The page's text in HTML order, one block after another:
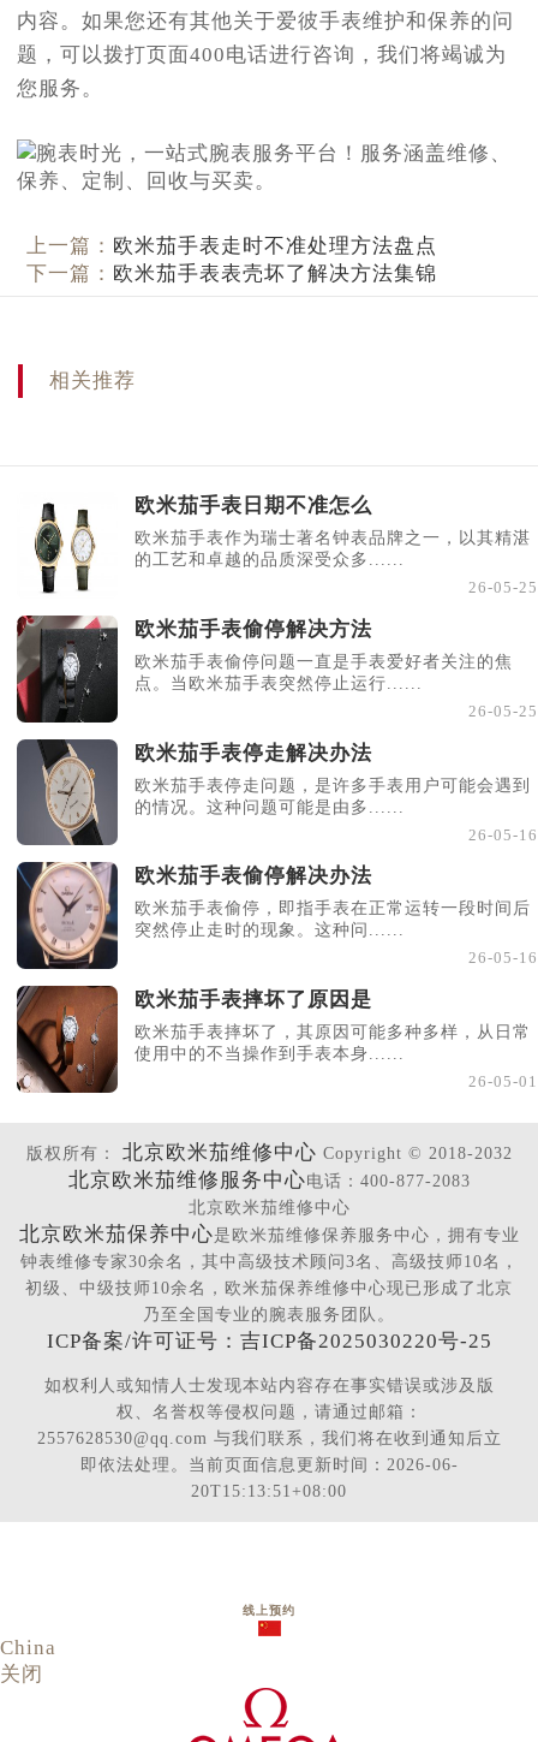
内容。如果您还有其他关于爱彼手表维护和保养的问
题，可以拨打页面400电话进行咨询，我们将竭诚为
您服务。
上一篇： 欧米茄手表走时不准处理方法盘点
下一篇： 欧米茄手表表壳坏了解决方法集锦
相关推荐
欧米茄手表日期不准怎么
欧米茄手表作为瑞士著名钟表品牌之一，以其精湛
的工艺和卓越的品质深受众多......
26-05-25
欧米茄手表偷停解决方法
欧米茄手表偷停问题一直是手表爱好者关注的焦
点。当欧米茄手表突然停止运行......
26-05-25
欧米茄手表停走解决办法
欧米茄手表停走问题，是许多手表用户可能会遇到
的情况。这种问题可能是由多......
26-05-16
欧米茄手表偷停解决办法
欧米茄手表偷停，即指手表在正常运转一段时间后
突然停止走时的现象。这种问......
26-05-16
欧米茄手表摔坏了原因是
欧米茄手表摔坏了，其原因可能多种多样，从日常
使用中的不当操作到手表本身......
26-05-01
版权所有： 北京欧米茄维修中心 Copyright © 2018-2032
北京欧米茄维修服务中心电话：400-877-2083
北京欧米茄维修中心
北京欧米茄保养中心是欧米茄维修保养服务中心，拥有专业
钟表维修专家30余名，其中高级技术顾问3名、高级技师10名，
初级、中级技师10余名，欧米茄保养维修中心现已形成了北京
乃至全国专业的腕表服务团队。
ICP备案/许可证号：吉ICP备2025030220号-25
如权利人或知情人士发现本站内容存在事实错误或涉及版
权、名誉权等侵权问题，请通过邮箱：
2557628530@qq.com 与我们联系，我们将在收到通知后立
即依法处理。当前页面信息更新时间：2026-06-
20T15:13:51+08:00
线上预约
China
关闭